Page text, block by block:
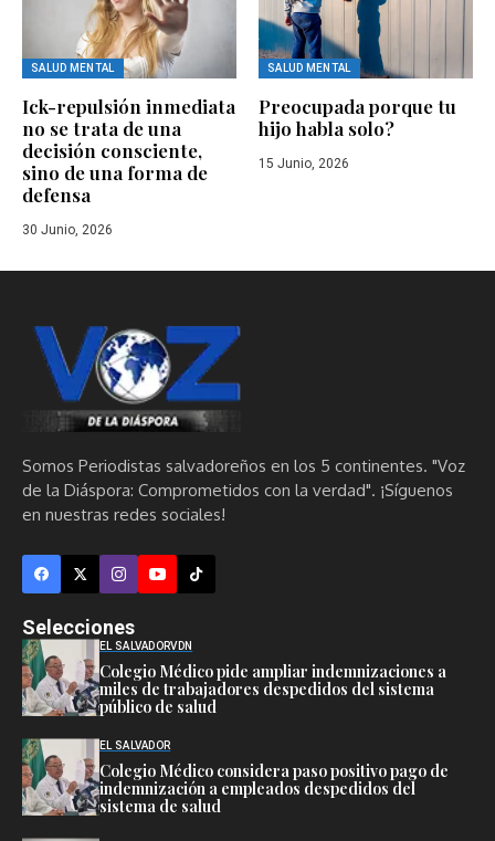
SALUD MENTAL
Ick-repulsión inmediata
no se trata de una
decisión consciente,
sino de una forma de
defensa
30 Junio, 2026
SALUD MENTAL
Preocupada porque tu
hijo habla solo?
15 Junio, 2026
Somos Periodistas salvadoreños en los 5 continentes. "Voz
de la Diáspora: Comprometidos con la verdad". ¡Síguenos
en nuestras redes sociales!
Selecciones
EL SALVADORVDN
Colegio Médico pide ampliar indemnizaciones a
miles de trabajadores despedidos del sistema
público de salud
EL SALVADOR
Colegio Médico considera paso positivo pago de
indemnización a empleados despedidos del
sistema de salud